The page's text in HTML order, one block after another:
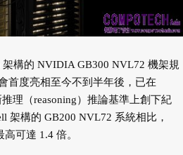
構的 NVIDIA GB300 NVL72 機架規
首度亮相至今不到半年後，已在
理（reasoning）推論基準上創下紀
架構的 GB200 NVL72 系統相比，
可達 1.4 倍。